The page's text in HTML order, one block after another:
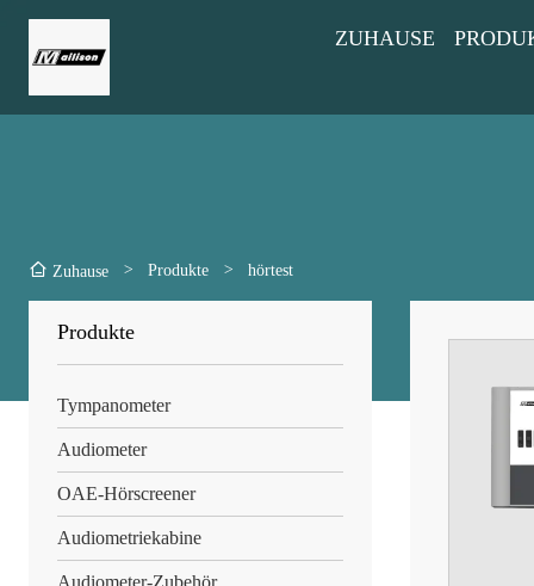
ZUHAUSE
Zuhause > Produkte > hörtest
Produkte
Tympanometer
Audiometer
OAE-Hörscreener
Audiometriekabine
Audiometer-Zubehör